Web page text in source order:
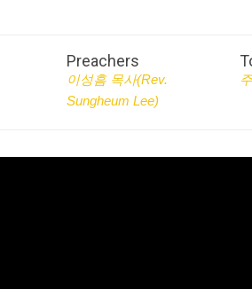
Preachers
이성흠 목사(Rev.
Sungheum Lee)